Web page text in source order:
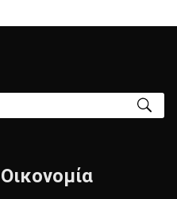
Οικονομία